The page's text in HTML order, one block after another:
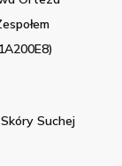
Suchej